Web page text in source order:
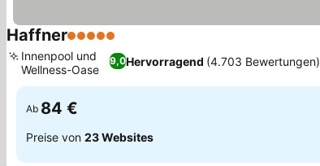
Haffner5 Sterne
9,0Hervorragend (4.703 Bewertungen)
Innenpool und
Wellness-Oase
Ab 84 €
Preise von 23 Websites